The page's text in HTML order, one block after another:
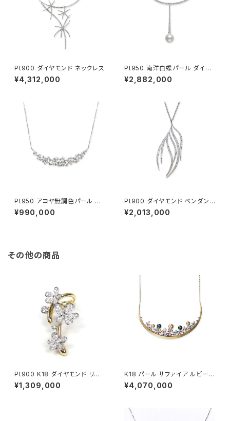
Pt900 ダイヤモンド ネックレス
¥4,312,000
Pt950 南洋白蝶パール ダイヤ
モンド ネックレス
¥2,882,000
Pt950 アコヤ無調色パール ダ
イヤモンド ペンダントネックレス
¥990,000
Pt900 ダイヤモンド ペンダント
ネックレス
¥2,013,000
その他の商品
Pt900 K18 ダイヤモンド リン
グ
¥1,309,000
K18 パール サファイア ルビー
ダイヤモンド ネックレス
¥4,070,000